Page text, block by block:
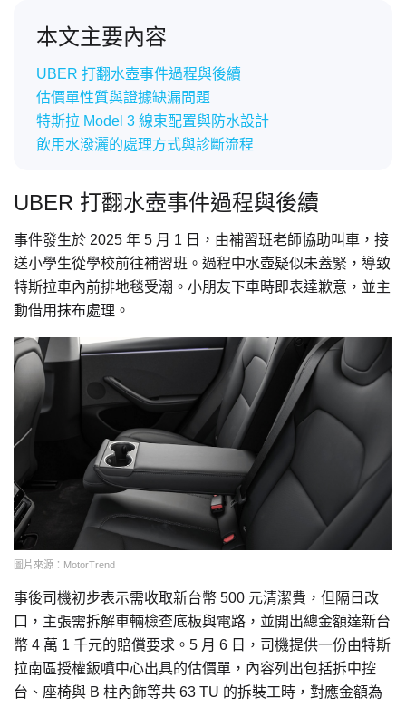
本文主要內容
UBER 打翻水壺事件過程與後續
估價單性質與證據缺漏問題
特斯拉 Model 3 線束配置與防水設計
飲用水潑灑的處理方式與診斷流程
UBER 打翻水壺事件過程與後續
事件發生於 2025 年 5 月 1 日，由補習班老師協助叫車，接
送小學生從學校前往補習班。過程中水壺疑似未蓋緊，導致
特斯拉車內前排地毯受潮。小朋友下車時即表達歉意，並主
動借用抹布處理。
圖片來源：MotorTrend
事後司機初步表示需收取新台幣 500 元清潔費，但隔日改
口，主張需拆解車輛檢查底板與電路，並開出總金額達新台
幣 4 萬 1 千元的賠償要求。5 月 6 日，司機提供一份由特斯
拉南區授權鈑噴中心出具的估價單，內容列出包括拆中控
台、座椅與 B 柱內飾等共 63 TU 的拆裝工時，對應金額為